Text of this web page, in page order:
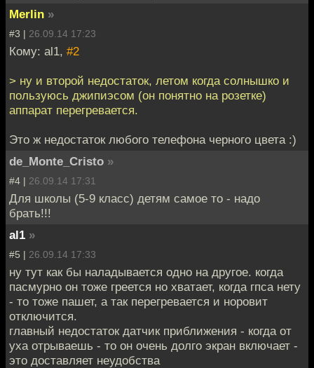
Merlin »
#3 | 26.09.14 17:23
Кому: al1, #2
> ну и второй недостаток, летом когда солнышко и
пользуюсь джипиэсом (он понятно на розетке)
аппарат перегревается.
Это ж недостаток любого телефона черного цвета :)
de_Monte_Cristo »
#4 | 26.09.14 17:31
Для школы (5-9 класс) детям самое то - надо
брать!!!
al1 »
#5 | 26.09.14 17:33
ну тут как бы наладывается одно на другое. когда
пасмурно он тоже греется но хватает, когда гпса нету
- то тоже пашет, а так перегревается и норовит
отключится.
главный недостаток датчик приближения - когда от
уха отрываешь - то он очень долго экран включает -
это доставляет неудобства